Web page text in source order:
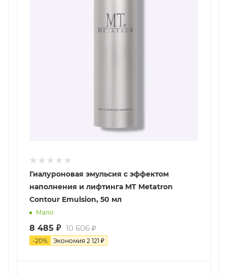
Гиалуроновая эмульсия с эффектом
наполнения и лифтинга MT Metatron
Contour Emulsion, 50 мл
Мало
8 485 ₽ 10 606 ₽
-20% Экономия 2 121 ₽